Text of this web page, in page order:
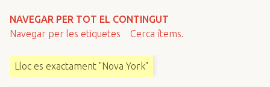
NAVEGAR PER TOT EL CONTINGUT
Navegar per les etiquetes
Cerca ítems.
Lloc es exactament "Nova York"